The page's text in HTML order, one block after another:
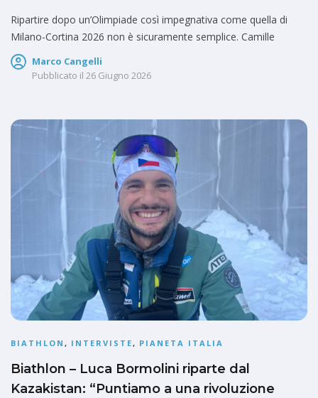
Ripartire dopo un’Olimpiade così impegnativa come quella di
Milano-Cortina 2026 non è sicuramente semplice. Camille
Marco Cangelli
Pubblicato il 26 Giugno 2026
BIATHLON , INTERVISTE, PIANETA ITALIA
Biathlon – Luca Bormolini riparte dal
Kazakistan: “Puntiamo a una rivoluzione